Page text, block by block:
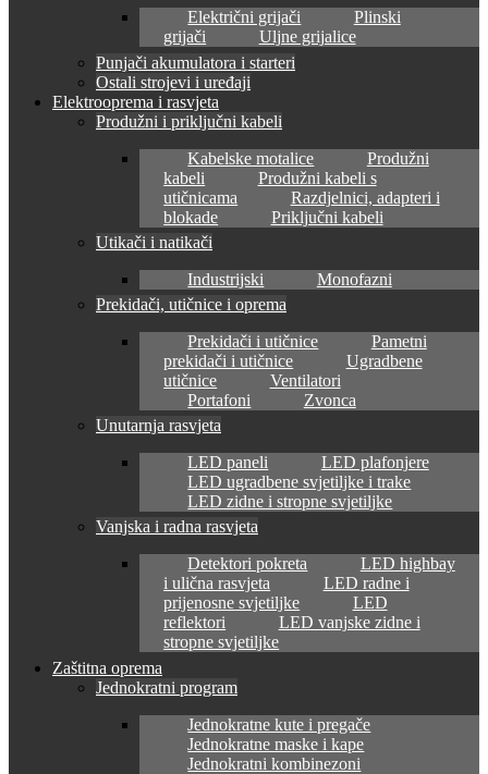
Električni grijači
Plinski
grijači
Uljne grijalice
Punjači akumulatora i starteri
Ostali strojevi i uređaji
Elektrooprema i rasvjeta
Produžni i priključni kabeli
Kabelske motalice
Produžni
kabeli
Produžni kabeli s
utičnicama
Razdjelnici, adapteri i
blokade
Priključni kabeli
Utikači i natikači
Industrijski
Monofazni
Prekidači, utičnice i oprema
Prekidači i utičnice
Pametni
prekidači i utičnice
Ugradbene
utičnice
Ventilatori
Portafoni
Zvonca
Unutarnja rasvjeta
LED paneli
LED plafonjere
LED ugradbene svjetiljke i trake
LED zidne i stropne svjetiljke
Vanjska i radna rasvjeta
Detektori pokreta
LED highbay
i ulična rasvjeta
LED radne i
prijenosne svjetiljke
LED
reflektori
LED vanjske zidne i
stropne svjetiljke
Zaštitna oprema
Jednokratni program
Jednokratne kute i pregače
Jednokratne maske i kape
Jednokratni kombinezoni